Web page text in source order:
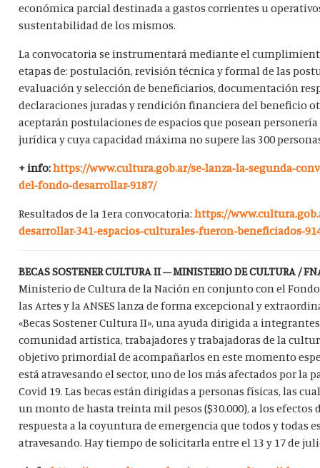
económica parcial destinada a gastos corrientes u
sustentabilidad de los mismos.
La convocatoria se instrumentará mediante el
etapas de: postulación, revisión técnica y formal de las
evaluación y selección de beneficiarios, documentación
declaraciones juradas y rendición financiera del beneficio
aceptarán postulaciones de espacios que posean
jurídica y cuya capacidad máxima no supere las 300
+ info:https://www.cultura.gob.ar/se-lanza-la-segunda-
del-fondo-desarrollar-9187/
Resultados de la 1era convocatoria:https://
desarrollar-341-espacios-culturales-fueron-beneficiados-
BECAS SOSTENER CULTURA II – MINISTERIO DE CULTURA /
Ministerio de Cultura de la Nación en conjunto con el
las Artes y la ANSES lanza de forma excepcional y
«Becas Sostener Cultura II», una ayuda dirigida a
comunidad artística, trabajadores y trabajadoras de la
objetivo primordial de acompañarlos en este momento
está atravesando el sector, uno de los más afectados por la
Covid 19. Las becas están dirigidas a personas físicas, las
un monto de hasta treinta mil pesos ($30.000), a los efectos
respuesta a la coyuntura de emergencia que todos y todas
atravesando. Hay tiempo de solicitarla entre el 13 y 17 de